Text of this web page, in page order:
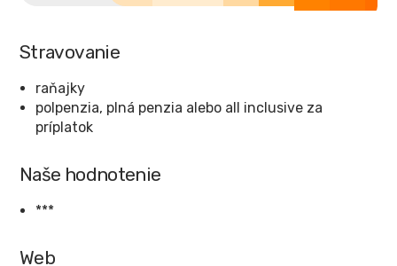
Stravovanie
raňajky
polpenzia, plná penzia alebo all inclusive za
príplatok
Naše hodnotenie
***
Web